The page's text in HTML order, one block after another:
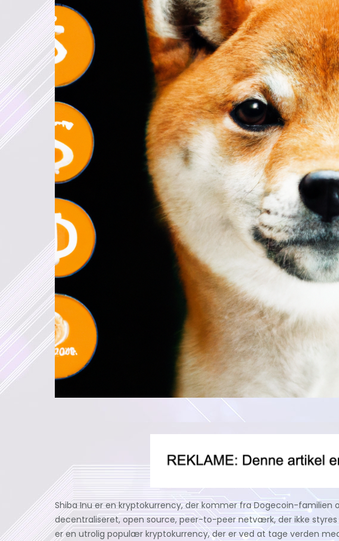
Shiba Inu er en kryptokurrency, der kommer fra Dogecoin-familien
decentraliseret, open source, peer-to-peer netværk, der ikke
er en utrolig populær kryptokurrency, der er ved at tage verden